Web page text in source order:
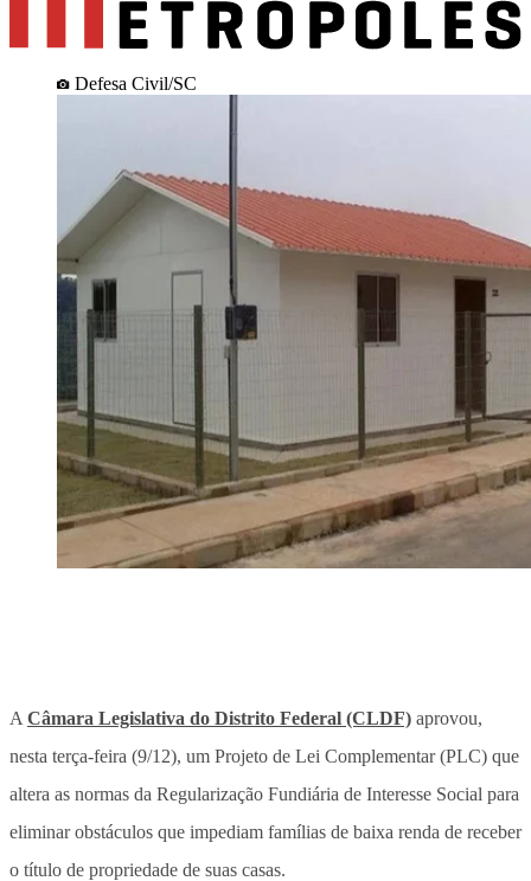
Defesa Civil/SC
A Câmara Legislativa do Distrito Federal (CLDF) aprovou,
nesta terça-feira (9/12), um Projeto de Lei Complementar (PLC) que
altera as normas da Regularização Fundiária de Interesse Social para
eliminar obstáculos que impediam famílias de baixa renda de receber
o título de propriedade de suas casas.